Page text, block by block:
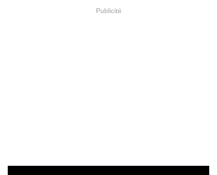
Publicité